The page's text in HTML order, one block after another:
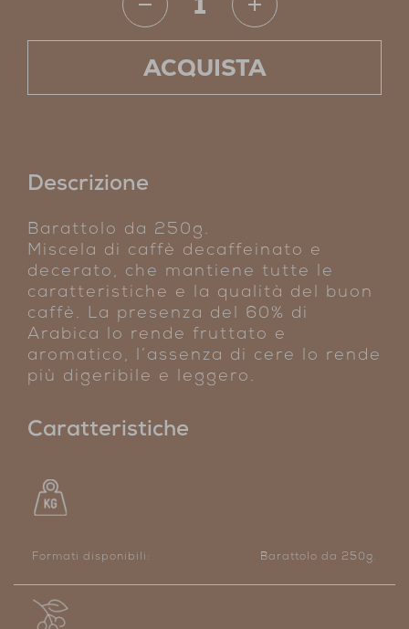
quantità
ACQUISTA
Descrizione
Barattolo da 250g.
Miscela di caffè decaffeinato e
decerato, che mantiene tutte le
caratteristiche e la qualità del buon
caffè. La presenza del 60% di
Arabica lo rende fruttato e
aromatico, l’assenza di cere lo rende
più digeribile e leggero.
Caratteristiche
Formati disponibili: Barattolo da 250g.